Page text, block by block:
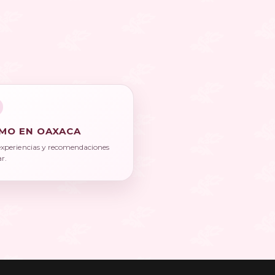
EN OAXACA
y recomendaciones